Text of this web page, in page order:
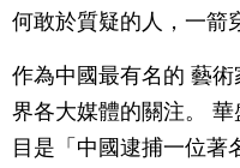
何敢於質疑的人，一箭
作為中國最有名的 藝
界各大媒體的關注。
目是「中國逮捕一位著